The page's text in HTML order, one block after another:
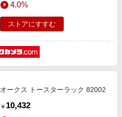
4.0%
ストアにすすむ
オークス トースターラック 82002
￥ 10,432